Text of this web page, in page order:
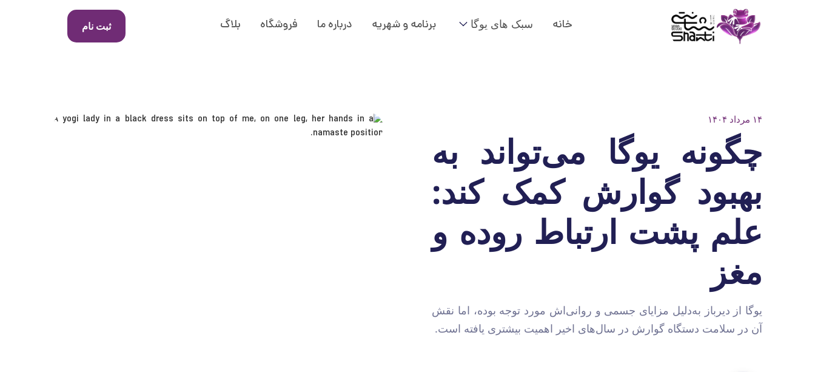
خانه سبک های یوگا برنامه و شهریه درباره ما فروشگاه بلاگ ثبت نام
۱۴ مرداد ۱۴۰۴
چگونه یوگا می‌تواند به
بهبود گوارش کمک کند:
علم پشت ارتباط روده و
مغز
یوگا از دیرباز به‌دلیل مزایای جسمی و روانی‌اش مورد توجه بوده، اما نقش
آن در سلامت دستگاه گوارش در سال‌های اخیر اهمیت بیشتری یافته است.